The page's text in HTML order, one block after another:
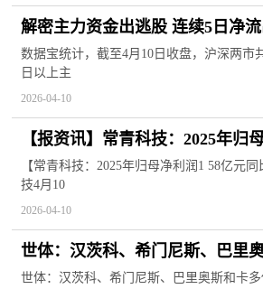
解密主力资金出逃股 连续5日净
数据宝统计，截至4月10日收盘，沪深两市
日以上主
2026-04-10
【报资讯】常青科技：2025年归
同比下降22.57%
【常青科技：2025年归母净利润1 58亿元
技4月10
2026-04-10
世体：汉茨科、希门尼斯、巴里
马竞今日训练 热门
世体：汉茨科、希门尼斯、巴里奥斯和卡